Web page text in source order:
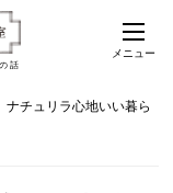
話
メニュー
チュリラ心地いい暮ら